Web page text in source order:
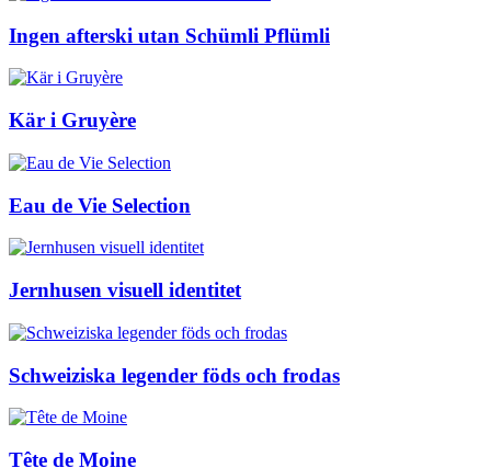
Ingen afterski utan Schümli Pflümli
Kär i Gruyère
Eau de Vie Selection
Jernhusen visuell identitet
Schweiziska legender föds och frodas
Tête de Moine